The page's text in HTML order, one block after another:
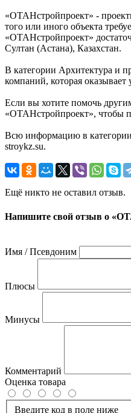
«ОТАНстройпроект» -
того или иного объекта
«ОТАНстройпроект»
Султан (Астана), Казахстан.
В категории Архитектура и
компаний, которая
Если вы хотите помочь
«ОТАНстройпроект», чтобы
Всю информацию в
stroykz.su.
Ещё никто не оставил отзыв.
Напишите свой отзыв о
Имя / Псевдоним
Плюсы
Минусы
Комментарий
Оценка товара
Введите код в поле ниже